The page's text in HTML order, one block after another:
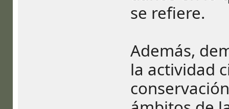
se refiere.
Además,
la actividad